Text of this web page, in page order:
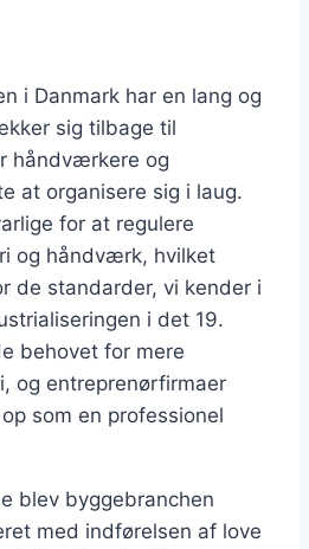
i Danmark har en lang og
sig tilbage til
håndværkere og
at organisere sig i laug.
for at regulere
og håndværk, hvilket
de standarder, vi kender i
i det 19.
behovet for mere
og entreprenørfirmaer
som en professionel
blev byggebranchen
med indførelsen af love